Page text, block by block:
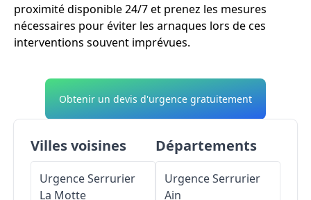
proximité disponible 24/7 et prenez les mesures
nécessaires pour éviter les arnaques lors de ces
interventions souvent imprévues.
Obtenir un devis d'urgence gratuitement
Villes voisines
Urgence Serrurier
La Motte
Départements
Urgence Serrurier
Ain